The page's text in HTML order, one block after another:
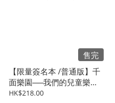
售完
【限量簽名本 /普通版】千
面樂園──我們的兒童樂園
（普通版）
HK$218.00